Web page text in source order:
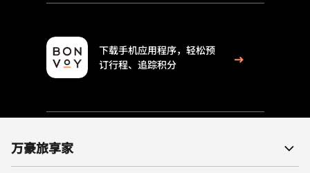
下载手机应用程序，轻松预
订行程、追踪积分
万豪旅享家